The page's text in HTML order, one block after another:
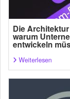
Die
warum
entwickeln
Weiterlesen